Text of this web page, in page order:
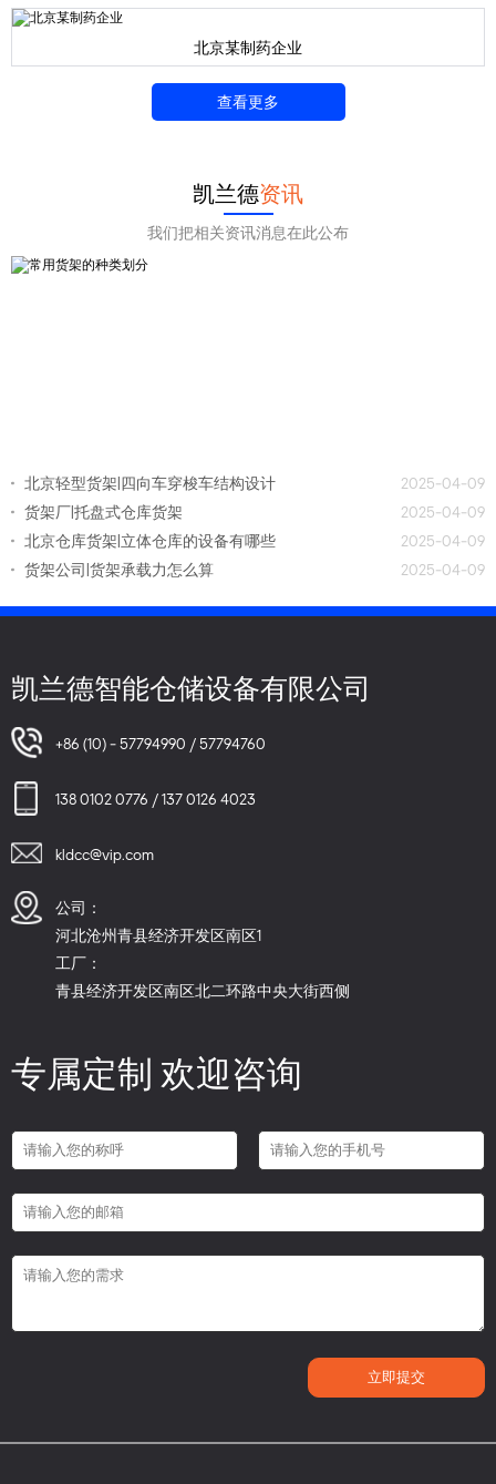
北京某制药企业
查看更多
凯兰德资讯
我们把相关资讯消息在此公布
北京轻型货架|四向车穿梭车结构设计
2025-04-09
货架厂|托盘式仓库货架
2025-04-09
北京仓库货架|立体仓库的设备有哪些
2025-04-09
货架公司|货架承载力怎么算
2025-04-09
凯兰德智能仓储设备有限公司
+86 (10) - 57794990 / 57794760
138 0102 0776 / 137 0126 4023
kldcc@vip.com
公司：
河北沧州青县经济开发区南区1
工厂：
青县经济开发区南区北二环路中央大街西侧
专属定制 欢迎咨询